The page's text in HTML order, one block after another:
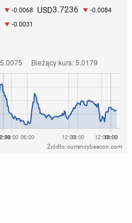
-0.0068 USD3.7236 -0.0084
-0.0031
Źródło: currencybeacon.com